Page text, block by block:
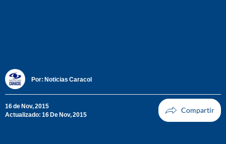
Por: Noticias Caracol
16 de Nov, 2015
Actualizado: 16 De Nov, 2015